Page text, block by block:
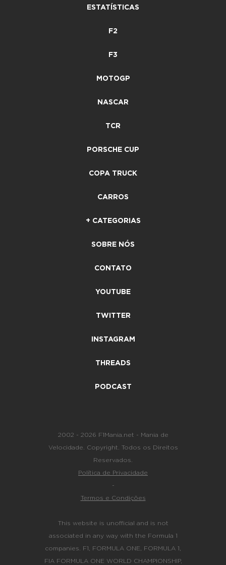
ESTATÍSTICAS
F2
F3
MOTOGP
NASCAR
TCR
PORSCHE CUP
COPA TRUCK
CARROS
+ CATEGORIAS
SOBRE NÓS
CONTATO
YOUTUBE
TWITTER
INSTAGRAM
THREADS
PODCAST
2002 - 2026 F1Mania.net - Mania de
Velocidade. Copyright. Todos os Direitos
Reservados.
Política de Privacidade
-
Termos e Condições
This website is unofficial and is not
associated in any way with the Formula 1
companies. F1, FORMULA ONE, FORMULA 1,
FIA FORMULA ONE WORLD CHAMPIONSHIP,